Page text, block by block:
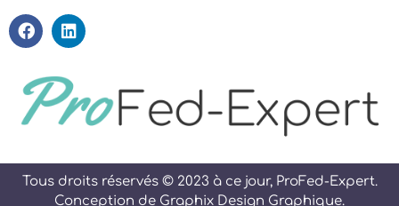
Tous droits réservés © 2023 à ce jour, ProFed-Expert.
Conception de Graphix Design Graphique.